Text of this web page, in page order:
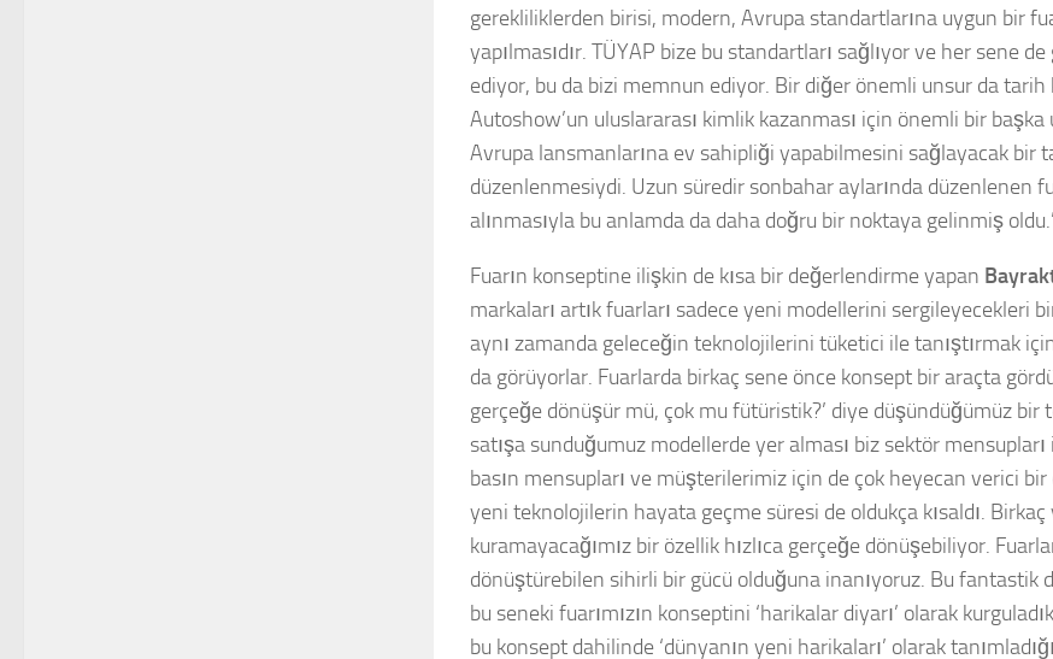
gerekliliklerden birisi, modern, Avrupa standartlarına uygun bir
yapılmasıdır. TÜYAP bize bu standartları sağlıyor ve her sene
ediyor, bu da bizi memnun ediyor. Bir diğer önemli unsur da tarih
Autoshow’un uluslararası kimlik kazanması için önemli bir
Avrupa lansmanlarına ev sahipliği yapabilmesini sağlayacak bir
düzenlenmesiydi. Uzun süredir sonbahar aylarında düzenlenen
alınmasıyla bu anlamda da daha doğru bir noktaya gelinmiş
Fuarın konseptine ilişkin de kısa bir değerlendirme yapan
markaları artık fuarları sadece yeni modellerini sergileyecekleri
aynı zamanda geleceğin teknolojilerini tüketici ile tanıştırmak
da görüyorlar. Fuarlarda birkaç sene önce konsept bir araçta
gerçeğe dönüşür mü, çok mu fütüristik?’ diye düşündüğümüz bir
satışa sunduğumuz modellerde yer alması biz sektör
basın mensupları ve müşterilerimiz için de çok heyecan verici
yeni teknolojilerin hayata geçme süresi de oldukça kısaldı.
kuramayacağımız bir özellik hızlıca gerçeğe dönüşebiliyor.
dönüştürebilen sihirli bir gücü olduğuna inanıyoruz. Bu fantastik
bu seneki fuarımızın konseptini ‘harikalar diyarı’ olarak
bu konsept dahilinde ‘dünyanın yeni harikaları’ olarak